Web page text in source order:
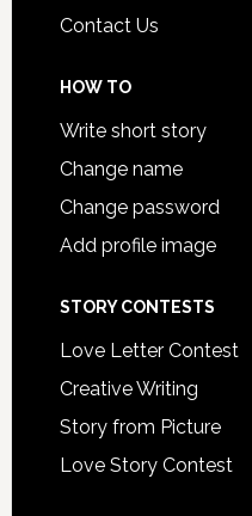
Contact Us
HOW TO
Write short story
Change name
Change password
Add profile image
STORY CONTESTS
Love Letter Contest
Creative Writing
Story from Picture
Love Story Contest